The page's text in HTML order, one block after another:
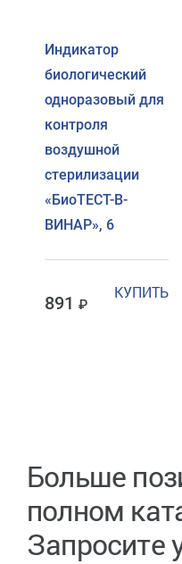
Индикатор
биологический
одноразовый для
контроля
воздушной
стерилизации
«БиоТЕСТ-В-
ВИНАР», 6
891
КУПИТЬ
Больше
полном
Запросите